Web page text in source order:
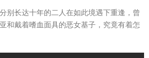
别长达十年的二人在如此境遇下重逢，曾
和戴着嗜血面具的恶女基子，究竟有着怎